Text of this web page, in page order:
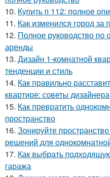
10. Купить п 112: полное
11. Как изменился город за
12. Полное руководство по
аренды
13. Дизайн 1-комнатной
тенденции и стиль
14. Как правильно
квартире: советы дизайнера
15. Как превратить
пространство
16. Зонируйте
решений для
17. Как выбрать
гаража